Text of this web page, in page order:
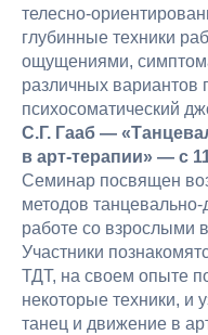
телесно-
глубинные техники
ощущениями,
различных вариантов
психосоматический
С.Г. Гааб —
в арт-терапии» — с
Семинар посвящен
методов танцевально-
работе со взрослыми
Участники
ТДТ, на своем опыте
некоторые техники, и
танец и движение в